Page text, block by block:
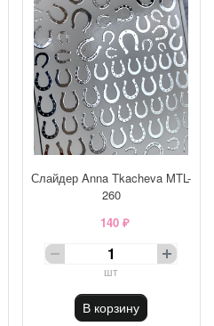
Слайдер Anna Tkacheva MTL-
260
140 ₽
шт
В корзину